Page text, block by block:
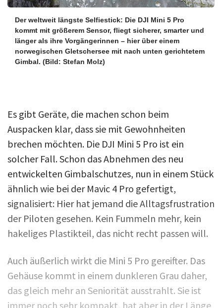
Der weltweit längste Selfiestick: Die DJI Mini 5 Pro
kommt mit größerem Sensor, fliegt sicherer, smarter und
länger als ihre Vorgängerinnen – hier über einem
norwegischen Gletschersee mit nach unten gerichtetem
Gimbal. (Bild: Stefan Molz)
Es gibt Geräte, die machen schon beim
Auspacken klar, dass sie mit Gewohnheiten
brechen möchten. Die DJI Mini 5 Pro ist ein
solcher Fall. Schon das Abnehmen des neu
entwickelten Gimbalschutzes, nun in einem Stück
ähnlich wie bei der Mavic 4 Pro gefertigt,
signalisiert: Hier hat jemand die Alltagsfrustration
der Piloten gesehen. Kein Fummeln mehr, kein
hakeliges Plastikteil, das nicht recht passen will.
Auch äußerlich wirkt die Mini 5 Pro gereifter. Das
Gehäuse kommt in einem dunkleren Grau daher,
das gleich mehr an Seniorität ausstrahlt. Sie ist
immer noch sehr kompakt, hat aber in der Länge